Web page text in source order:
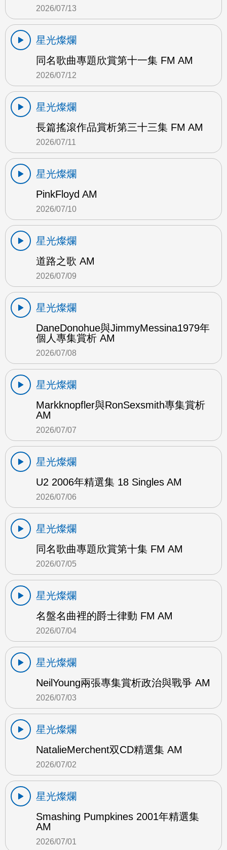
2026/07/13
星光燦爛
同名歌曲專題欣賞第十一集 FM AM
2026/07/12
星光燦爛
長篇搖滾作品賞析第三十三集 FM AM
2026/07/11
星光燦爛
PinkFloyd AM
2026/07/10
星光燦爛
道路之歌 AM
2026/07/09
星光燦爛
DaneDonohue與JimmyMessina1979年
個人專集賞析 AM
2026/07/08
星光燦爛
Markknopfler與RonSexsmith專集賞析
AM
2026/07/07
星光燦爛
U2 2006年精選集 18 Singles AM
2026/07/06
星光燦爛
同名歌曲專題欣賞第十集 FM AM
2026/07/05
星光燦爛
名盤名曲裡的爵士律動 FM AM
2026/07/04
星光燦爛
NeilYoung兩張專集賞析政治與戰爭 AM
2026/07/03
星光燦爛
NatalieMerchent双CD精選集 AM
2026/07/02
星光燦爛
Smashing Pumpkines 2001年精選集
AM
2026/07/01